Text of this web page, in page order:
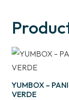
YUMBOX –
VERDE